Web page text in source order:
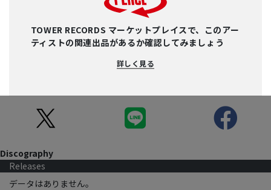
TOWER RECORDS マーケットプレイスで、このアー
ティストの関連出品があるか確認してみましょう
詳しく見る
Discography
Releases
データはありません。